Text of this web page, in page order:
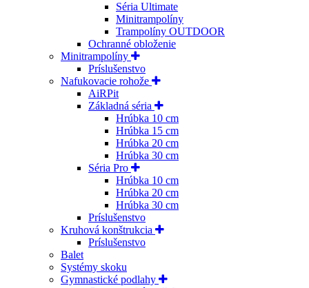
Séria Ultimate
Minitrampolíny
Trampolíny OUTDOOR
Ochranné obloženie
Minitrampolíny
Príslušenstvo
Nafukovacie rohože
AiRPit
Základná séria
Hrúbka 10 cm
Hrúbka 15 cm
Hrúbka 20 cm
Hrúbka 30 cm
Séria Pro
Hrúbka 10 cm
Hrúbka 20 cm
Hrúbka 30 cm
Príslušenstvo
Kruhová konštrukcia
Príslušenstvo
Balet
Systémy skoku
Gymnastické podlahy